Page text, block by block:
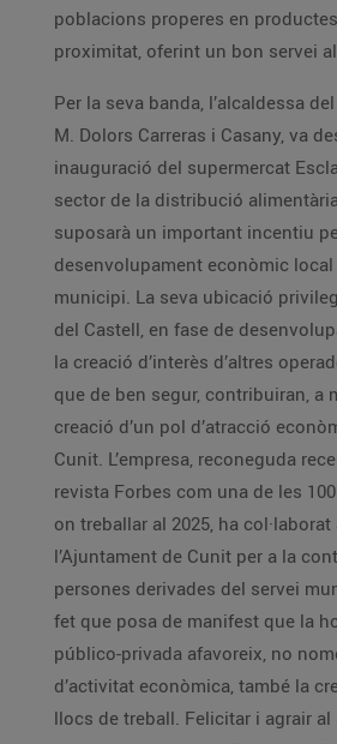
poblacions properes en
proximitat, oferint un bon servei
Per la seva banda, l’alcaldessa
M. Dolors Carreras i Casany, va
inauguració del supermercat
sector de la distribució
suposarà un important incentiu
desenvolupament econòmic
municipi. La seva ubicació
del Castell, en fase de
la creació d’interès d’altres
que de ben segur, contribuiran, a
creació d’un pol d’atracció
Cunit. L’empresa, reconeguda
revista Forbes com una de les
on treballar al 2025, ha
l’Ajuntament de Cunit per a la
persones derivades del servei
fet que posa de manifest que la
público-privada afavoreix, no
d’activitat econòmica, també la
llocs de treball. Felicitar i agrair